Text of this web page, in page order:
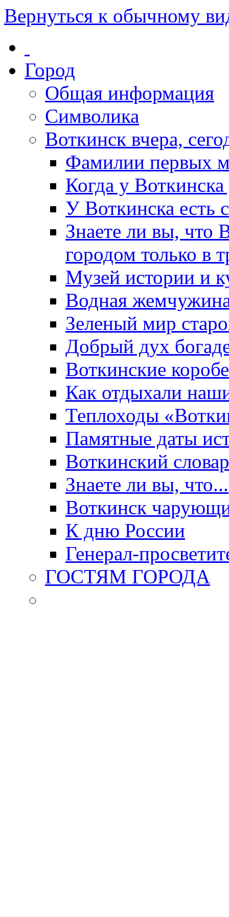
Вернуться к обычному
Город
Общая информация
Символика
Воткинск вчера,
Фамилии первых
Когда у
У Воткинска есть
Знаете ли вы, что
городом только в
Музей истории и
Водная
Зеленый мир
Добрый дух
Воткинские
Как отдыхали
Теплоходы
Памятные даты
Воткинский
Знаете ли вы, что...
Воткинск
К дню России
Генерал-
ГОСТЯМ ГОРОДА